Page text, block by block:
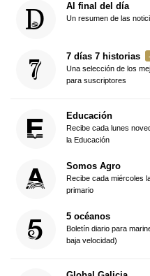
Al final del día
Un resumen de las
7 días 7 historias
Una selección de los
para suscriptores
Educación
Recibe cada lunes
la Educación
Somos Agro
Recibe cada miércoles
primario
5 océanos
Boletín diario para
baja velocidad)